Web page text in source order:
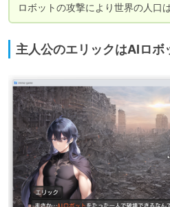
ロボットの攻撃により世界の人口
主人公のエリックはAIロボ